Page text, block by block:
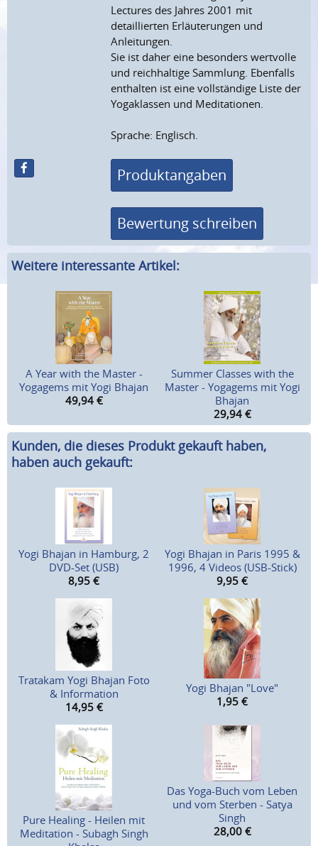
Lectures des Jahres 2001 mit
detaillierten Erläuterungen und
Anleitungen.
Sie ist daher eine besonders wertvolle
und reichhaltige Sammlung. Ebenfalls
enthalten ist eine vollständige Liste der
Yogaklassen und Meditationen.
Sprache: Englisch.
Produktangaben
Bewertung schreiben
Weitere interessante Artikel:
A Year with the Master -
Yogagems mit Yogi Bhajan
49,94 €
Summer Classes with the
Master - Yogagems mit Yogi
Bhajan
29,94 €
Kunden, die dieses Produkt gekauft haben,
haben auch gekauft:
Yogi Bhajan in Hamburg, 2
DVD-Set (USB)
8,95 €
Yogi Bhajan in Paris 1995 &
1996, 4 Videos (USB-Stick)
9,95 €
Tratakam Yogi Bhajan Foto
& Information
14,95 €
Yogi Bhajan "Love"
1,95 €
Pure Healing - Heilen mit
Meditation - Subagh Singh
Das Yoga-Buch vom Leben
und vom Sterben - Satya
Singh
28,00 €